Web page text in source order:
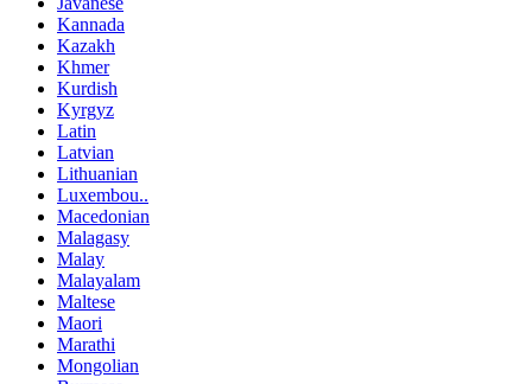
Kannada
Kazakh
Khmer
Kurdish
Kyrgyz
Latin
Latvian
Lithuanian
Luxembou..
Macedonian
Malagasy
Malay
Malayalam
Maltese
Maori
Marathi
Mongolian